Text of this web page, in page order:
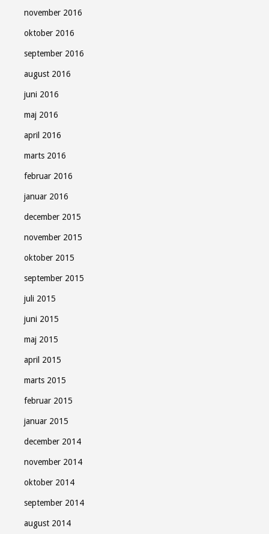
november 2016
oktober 2016
september 2016
august 2016
juni 2016
maj 2016
april 2016
marts 2016
februar 2016
januar 2016
december 2015
november 2015
oktober 2015
september 2015
juli 2015
juni 2015
maj 2015
april 2015
marts 2015
februar 2015
januar 2015
december 2014
november 2014
oktober 2014
september 2014
august 2014